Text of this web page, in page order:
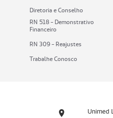
Diretoria e Conselho
RN 518 - Demonstrativo
Financeiro
RN 309 - Reajustes
Trabalhe Conosco
Unimed